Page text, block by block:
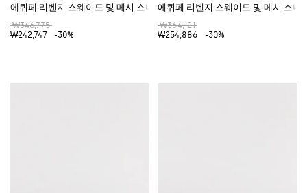
에퀴페 리벤지 스웨이드 및 메시 스니커즈
₩346,775
₩242,747
-30%
에퀴페 리벤지 스웨이드 및 메시 스니
₩364,121
₩254,886
-30%